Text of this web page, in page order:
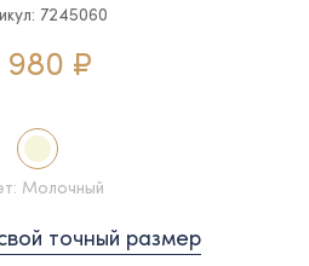
7245060
980 ₽
Молочный
точный размер